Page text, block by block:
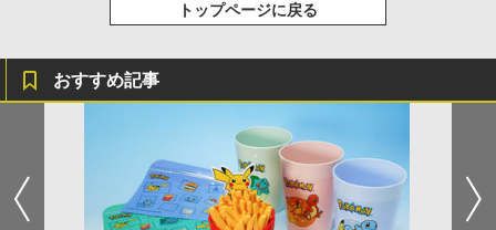
トップページに戻る
おすすめ記事